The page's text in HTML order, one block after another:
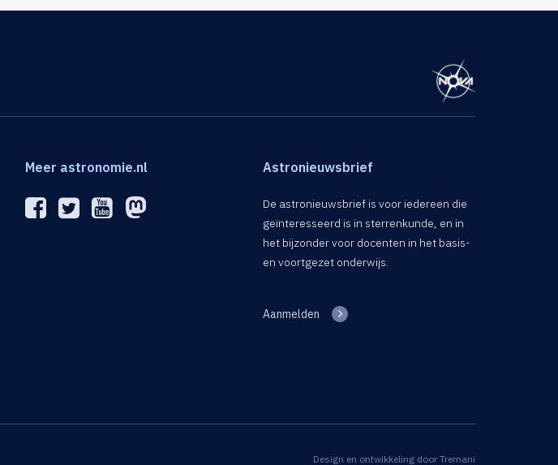
Meer astronomie.nl Astronieuwsbrief
De astronieuwsbrief is voor iedereen die
geïnteresseerd is in sterrenkunde, en in
het bijzonder voor docenten in het basis-
en voortgezet onderwijs.
Aanmelden
Design en ontwikkeling door Tremani